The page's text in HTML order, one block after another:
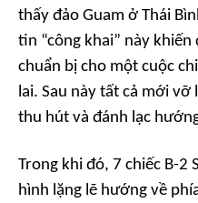
thấy đảo Guam ở Thái
tin “công khai” này
chuẩn bị cho một cuộc
lai. Sau này tất cả mới vỡ
thu hút và đánh lạc
Trong khi đó, 7 chiếc B-2
hình lặng lẽ hướng về